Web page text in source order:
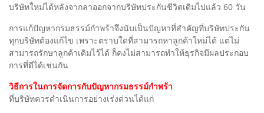
บริษัทใหม่ได้หลังจากลาออกจากบริษัทประกันชีวิตเดิมไปแล้ว 60 วัน
การแก้ปัญหากรมธรรม์กำพร้าจึงนับเป็นปัญหาที่สำคัญที่บริษัทประกัน
ทุกบริษัทต้องแก้ไข เพราะตราบใดที่สามารถหาลูกค้าใหม่ได้ แต่ไม่
สามารถรักษาลูกค้าเดิมไว้ได้ ก็คงไม่สามารถทำให้ธุรกิจมีผลประกอบ
การที่ดีได้เช่นกัน
วิธีการในการจัดการกับปัญหากรมธรรม์กำพร้า
ที่บริษัทควรดำเนินการอย่างเร่งด่วนได้แก่